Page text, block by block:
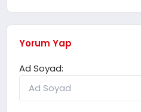
Yorum Yap
Ad Soyad: